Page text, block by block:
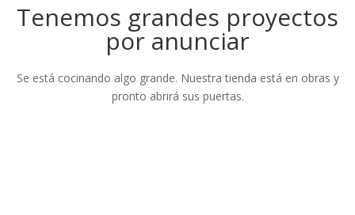
Tenemos grandes proyectos
por anunciar
Se está cocinando algo grande. Nuestra tienda está en obras y
pronto abrirá sus puertas.